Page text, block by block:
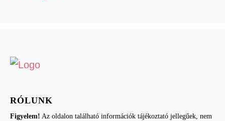
RÓLUNK
Figyelem! Az oldalon található információk tájékoztató jellegűek, nem